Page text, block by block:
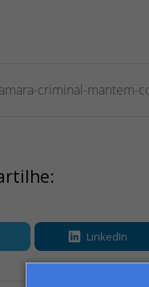
criminal-
LinkedIn